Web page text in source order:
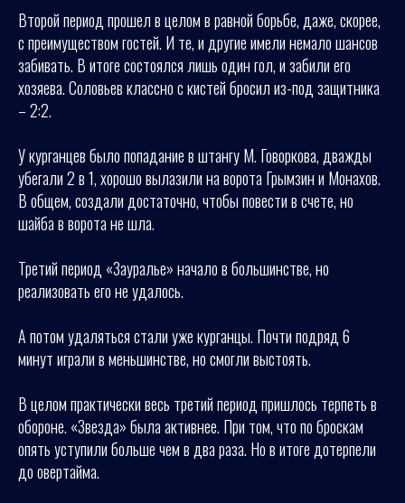
Второй период прошел в целом в равной борьбе, даже, скорее,
с преимуществом гостей. И те, и другие имели немало шансов
забивать. В итоге состоялся лишь один гол, и забили его
хозяева. Соловьев классно с кистей бросил из-под защитника
– 2:2.
У курганцев было попадание в штангу М. Говоркова, дважды
убегали 2 в 1, хорошо вылазили на ворота Грымзин и Монахов.
В общем, создали достаточно, чтобы повести в счете, но
шайба в ворота не шла.
Третий период «Зауралье» начало в большинстве, но
реализовать его не удалось.
А потом удаляться стали уже курганцы. Почти подряд 6
минут играли в меньшинстве, но смогли выстоять.
В целом практически весь третий период пришлось терпеть в
обороне. «Звезда» была активнее. При том, что по броскам
опять уступили больше чем в два раза. Но в итоге дотерпели
до овертайма.